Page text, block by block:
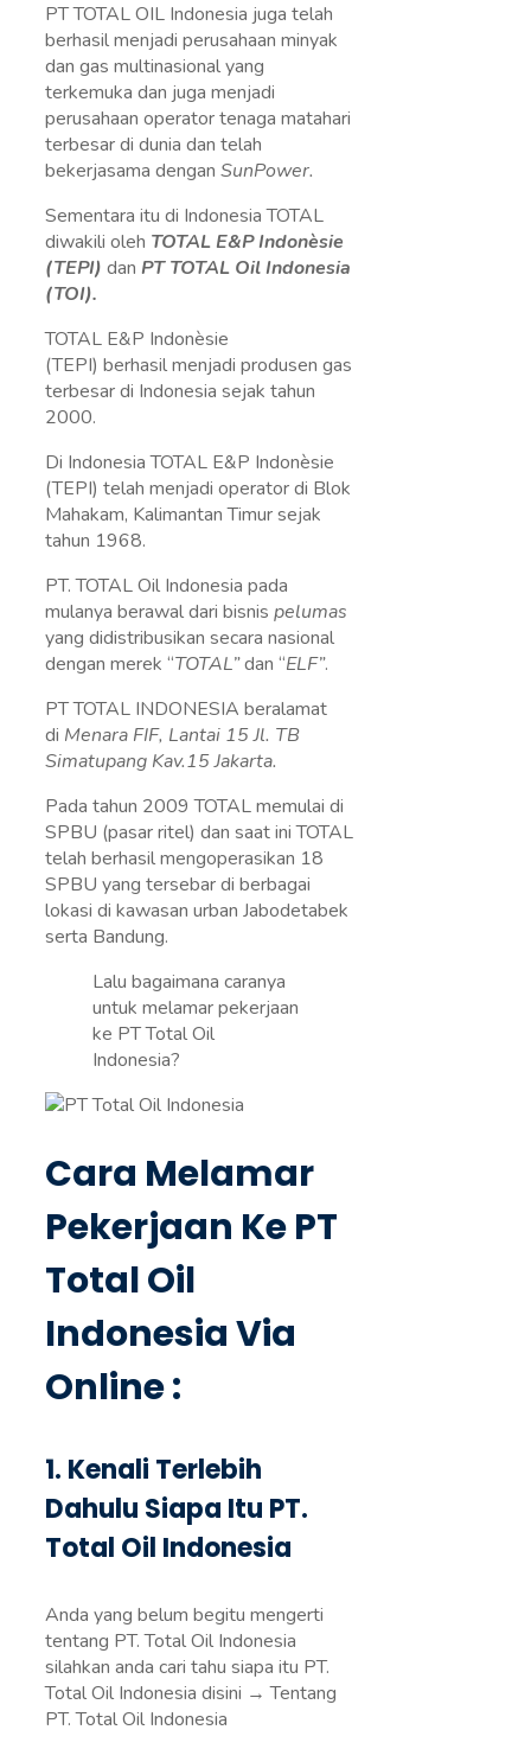
PT TOTAL OIL Indonesia juga telah
berhasil menjadi perusahaan minyak
dan gas multinasional yang
terkemuka dan juga menjadi
perusahaan operator tenaga matahari
terbesar di dunia dan telah
bekerjasama dengan SunPower.
Sementara itu di Indonesia TOTAL
diwakili oleh TOTAL E&P Indonèsie
(TEPI) dan PT TOTAL Oil Indonesia
(TOI).
TOTAL E&P Indonèsie
(TEPI) berhasil menjadi produsen gas
terbesar di Indonesia sejak tahun
2000.
Di Indonesia TOTAL E&P Indonèsie
(TEPI) telah menjadi operator di Blok
Mahakam, Kalimantan Timur sejak
tahun 1968.
PT. TOTAL Oil Indonesia pada
mulanya berawal dari bisnis pelumas
yang didistribusikan secara nasional
dengan merek “TOTAL”dan “ELF”.
PT TOTAL INDONESIA beralamat
di Menara FIF, Lantai 15 Jl. TB
Simatupang Kav.15 Jakarta.
Pada tahun 2009 TOTAL memulai di
SPBU (pasar ritel) dan saat ini TOTAL
telah berhasil mengoperasikan 18
SPBU yang tersebar di berbagai
lokasi di kawasan urban Jabodetabek
serta Bandung.
Lalu bagaimana caranya
untuk melamar pekerjaan
ke PT Total Oil
Indonesia?
Cara Melamar
Pekerjaan Ke PT
Total Oil
Indonesia Via
Online :
1. Kenali Terlebih
Dahulu Siapa Itu PT.
Total Oil Indonesia
Anda yang belum begitu mengerti
tentang PT. Total Oil Indonesia
silahkan anda cari tahu siapa itu PT.
Total Oil Indonesia disini → Tentang
PT. Total Oil Indonesia